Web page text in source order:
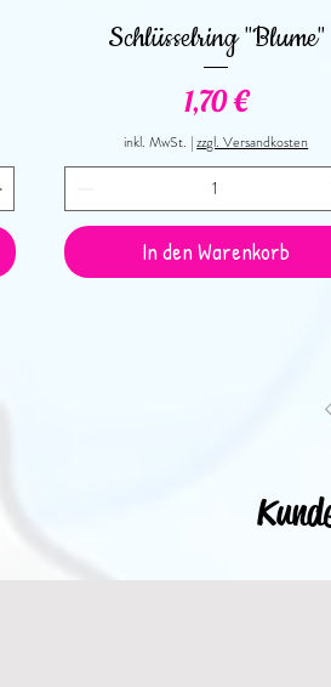
Schnellansicht
Schlüsselring "Blume"
Preis
1,70 €
inkl. MwSt. |zzgl. Versandkosten
In den Warenkorb